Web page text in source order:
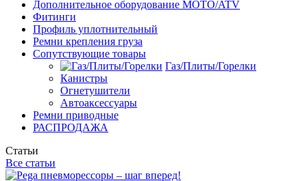
Дополнительное оборудование MOTO/ATV
Фитинги
Профиль уплотнительный
Ремни крепления груза
Сопутствующие товары
Газ/Плиты/Горелки
Канистры
Огнетушители
Автоаксессуары
Ремни приводные
РАСПРОДАЖА
Статьи
Все статьи